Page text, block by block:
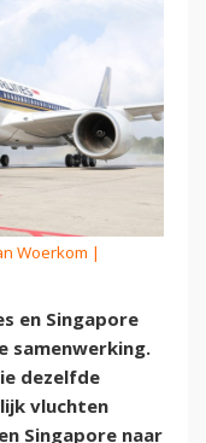
Woerkom |
en Singapore
samenwerking.
dezelfde
vluchten
Singapore naar